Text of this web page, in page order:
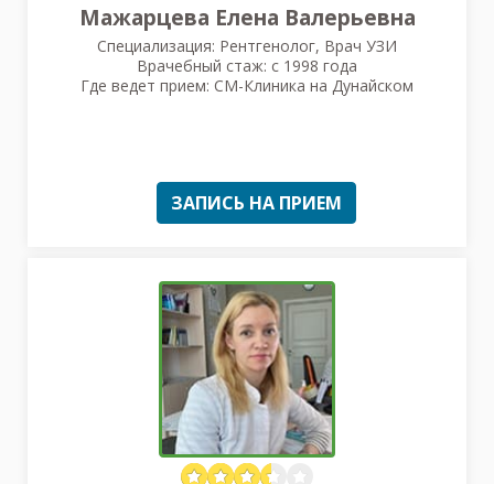
Мажарцева Елена Валерьевна
Специализация: Рентгенолог, Врач УЗИ
Врачебный стаж: с 1998 года
Где ведет прием: СМ-Клиника на Дунайском
ЗАПИСЬ НА ПРИЕМ